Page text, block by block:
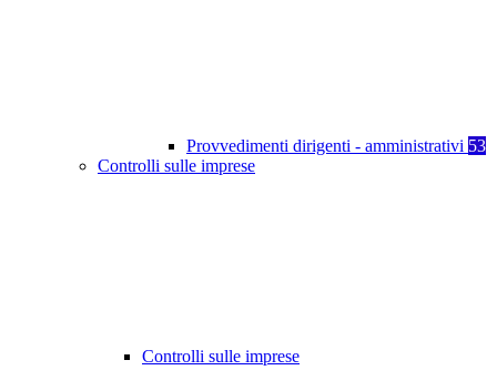
Provvedimenti dirigenti - amministrativi 53
Controlli sulle imprese
Controlli sulle imprese